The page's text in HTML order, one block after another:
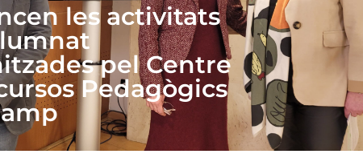
les activitats
pel Centre
Pedagògics